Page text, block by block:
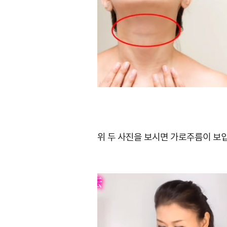
위 두 사진을 보시면 가로주름이 보